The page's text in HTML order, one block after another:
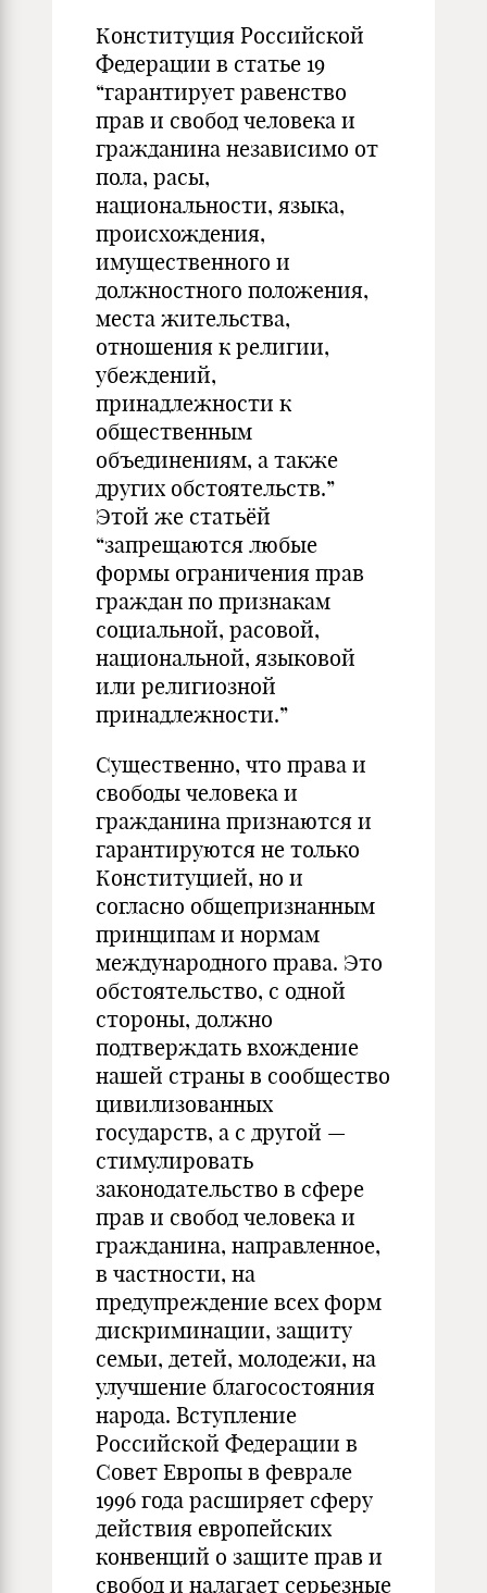
Конституция Российской
Федерации в статье 19
“гарантирует равенство
прав и свобод человека и
гражданина независимо от
пола, расы,
национальности, языка,
происхождения,
имущественного и
должностного положения,
места жительства,
отношения к религии,
убеждений,
принадлежности к
общественным
объединениям, а также
других обстоятельств.”
Этой же статьёй
“запрещаются любые
формы ограничения прав
граждан по признакам
социальной, расовой,
национальной, языковой
или религиозной
принадлежности.”
Существенно, что права и
свободы человека и
гражданина признаются и
гарантируются не только
Конституцией, но и
согласно общепризнанным
принципам и нормам
международного права. Это
обстоятельство, с одной
стороны, должно
подтверждать вхождение
нашей страны в сообщество
цивилизованных
государств, а с другой —
стимулировать
законодательство в сфере
прав и свобод человека и
гражданина, направленное,
в частности, на
предупреждение всех форм
дискриминации, защиту
семьи, детей, молодежи, на
улучшение благосостояния
народа. Вступление
Российской Федерации в
Совет Европы в феврале
1996 года расширяет сферу
действия европейских
конвенций о защите прав и
свобод и налагает серьезные